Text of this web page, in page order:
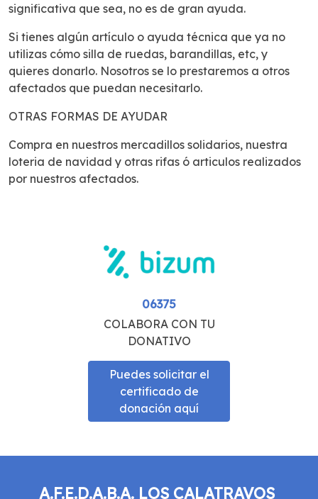
significativa que sea, no es de gran ayuda.
Si tienes algún artículo o ayuda técnica que ya no
utilizas cómo silla de ruedas, barandillas, etc, y
quieres donarlo. Nosotros se lo prestaremos a otros
afectados que puedan necesitarlo.
OTRAS FORMAS DE AYUDAR
Compra en nuestros mercadillos solidarios, nuestra
loteria de navidad y otras rifas ó articulos realizados
por nuestros afectados.
06375
COLABORA CON TU
DONATIVO
Puedes solicitar el
certificado de
donación aquí
A.F.E.D.A.B.A. LOS CALATRAVOS